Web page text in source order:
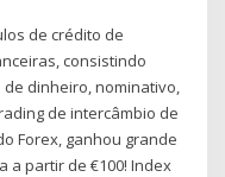
de crédito de
consistindo
dinheiro, nominativo,
de intercâmbio de
Forex, ganhou grande
a partir de €100! Index